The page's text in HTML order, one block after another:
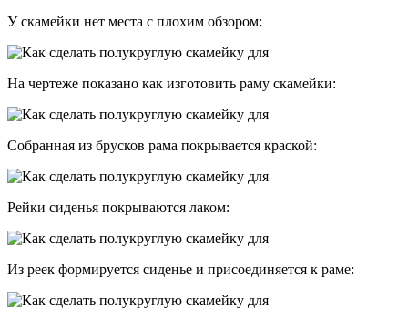
У скамейки нет места с плохим обзором:
На чертеже показано как изготовить раму скамейки:
Собранная из брусков рама покрывается краской:
Рейки сиденья покрываются лаком:
Из реек формируется сиденье и присоединяется к раме: